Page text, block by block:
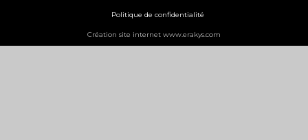
Politique de confidentialité
Création site internet www.erakys.com